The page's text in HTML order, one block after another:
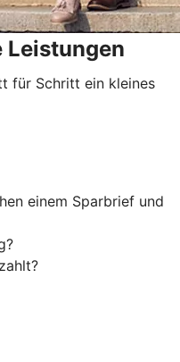
Leistungen
für Schritt ein kleines
einem Sparbrief und